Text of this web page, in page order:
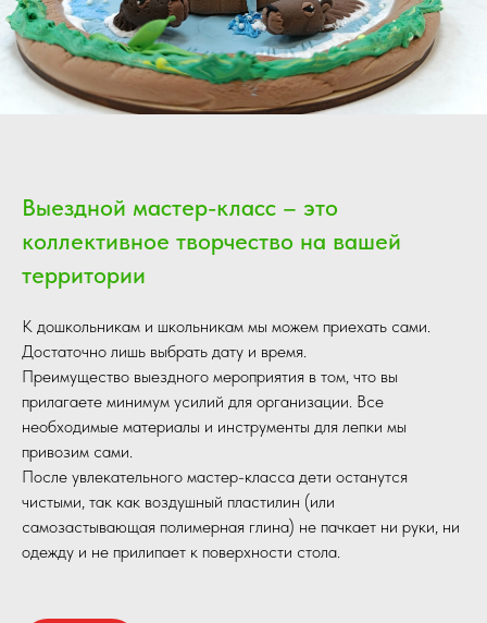
Выездной мастер-класс – это
коллективное творчество на вашей
территории
К дошкольникам и школьникам мы можем приехать сами.
Достаточно лишь выбрать дату и время.
Преимущество выездного мероприятия в том, что вы
прилагаете минимум усилий для организации. Все
необходимые материалы и инструменты для лепки мы
привозим сами.
После увлекательного мастер-класса дети останутся
чистыми, так как воздушный пластилин (или
самозастывающая полимерная глина) не пачкает ни руки, ни
одежду и не прилипает к поверхности стола.